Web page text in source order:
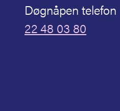
Døgnåpen telefon
22 48 03 80